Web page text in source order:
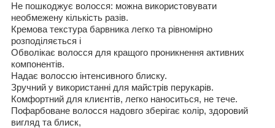
Не пошкоджує волосся: можна використовувати
необмежену кількість разів.
Кремова текстура барвника легко та рівномірно
розподіляється і
Обволікає волосся для кращого проникнення активних
компонентів.
Надає волоссю інтенсивного блиску.
Зручний у використанні для майстрів перукарів.
Комфортний для клиєнтів, легко наноситься, не тече.
Пофарбоване волосся надовго зберігає колір, здоровий
вигляд та блиск,